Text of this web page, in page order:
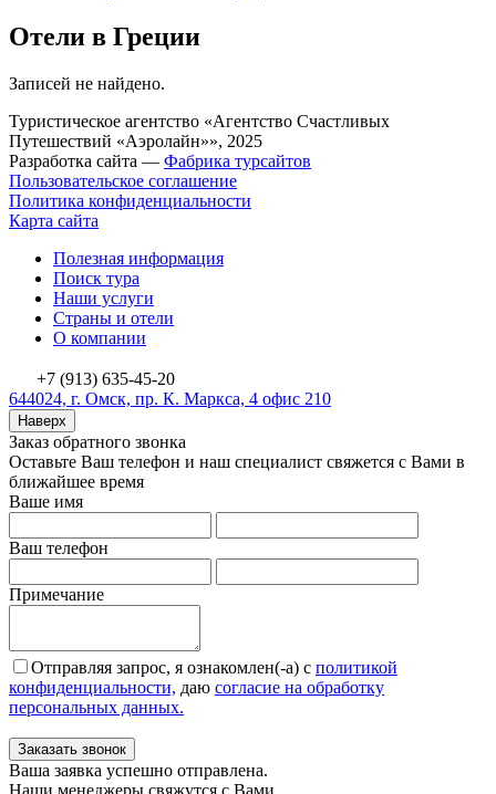
Отели в Греции
Записей не найдено.
Туристическое агентство «Агентство Счастливых
Путешествий «Аэролайн»», 2025
Разработка сайта — Фабрика турсайтов
Пользовательское соглашение
Политика конфиденциальности
Карта сайта
Полезная информация
Поиск тура
Наши услуги
Страны и отели
О компании
+7 (913) 635-45-20
644024, г. Омск, пр. К. Маркса, 4 офис 210
Наверх
Заказ обратного звонка
Оставьте Ваш телефон и наш специалист свяжется с Вами в
ближайшее время
Ваше имя
Ваш телефон
Примечание
Отправляя запрос, я ознакомлен(-а) с политикой
конфиденциальности, даю согласие на обработку
персональных данных.
Заказать звонок
Ваша заявка успешно отправлена.
Наши менеджеры свяжутся с Вами.